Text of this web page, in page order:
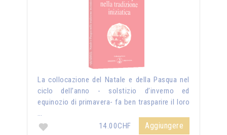
La collocazione del Natale e della Pasqua nel
ciclo dell’anno - solstizio d’inverno ed
equinozio di primavera- fa ben trasparire il loro
…
14.00CHF
Aggiungere